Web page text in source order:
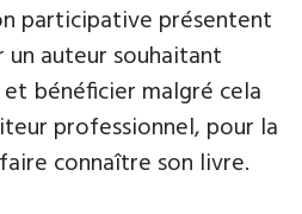
participative présentent
auteur souhaitant
bénéficier malgré cela
professionnel, pour la
connaître son livre.